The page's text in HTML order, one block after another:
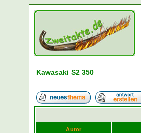
Kawasaki S2 350
Autor